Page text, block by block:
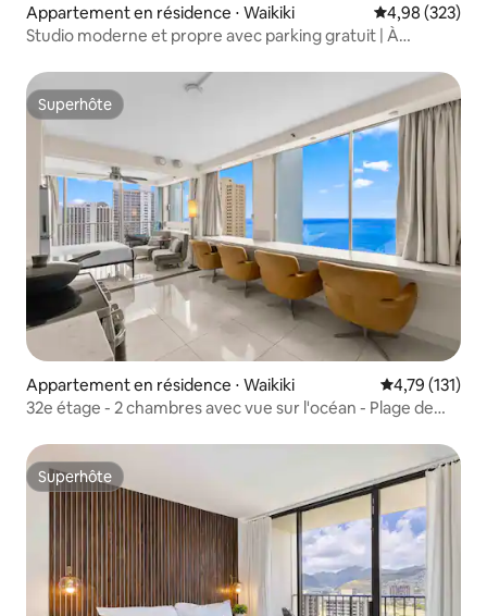
Appartement en résidence ⋅ Waikiki Évaluation
4,98 (323)
Studio moderne et propre avec parking gratuit | À
Superhôte
Superhôte
Appartement en résidence ⋅ Waikiki Évaluation
4,79 (131)
32e étage - 2 chambres avec vue sur l'océan - Plage de
Superhôte
Superhôte